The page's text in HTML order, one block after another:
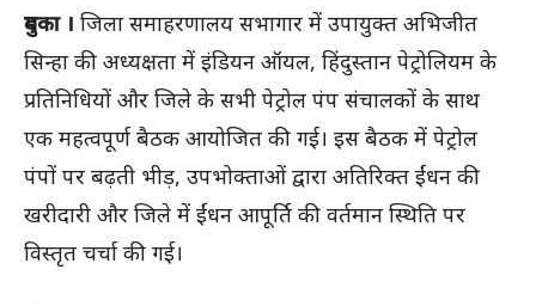
दुमका । जिला समाहरणालय सभागार में उपायुक्त अभिजीत
सिन्हा की अध्यक्षता में इंडियन ऑयल, हिंदुस्तान पेट्रोलियम के
प्रतिनिधियों और जिले के सभी पेट्रोल पंप संचालकों के साथ
एक महत्वपूर्ण बैठक आयोजित की गई। इस बैठक में पेट्रोल
पंपों पर बढ़ती भीड़, उपभोक्ताओं द्वारा अतिरिक्त ईंधन की
खरीदारी और जिले में ईंधन आपूर्ति की वर्तमान स्थिति पर
विस्तृत चर्चा की गई।